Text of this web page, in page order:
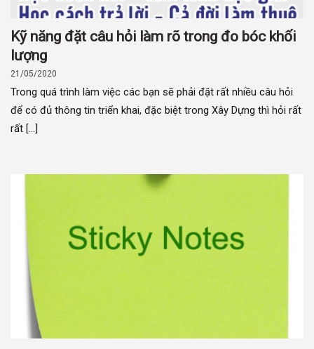
Kỹ năng đặt câu hỏi làm rõ trong đo bóc khối
lượng
21/05/2020
Trong quá trình làm việc các bạn sẽ phải đặt rất nhiều câu hỏi
để có đủ thông tin triển khai, đặc biệt trong Xây Dựng thì hỏi rất
rất [...]